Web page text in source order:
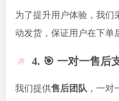
为了提升用户体验，我们
动发货，保证用户在下单
4. 🎯 一对一售后
我们提供售后团队 ，一对